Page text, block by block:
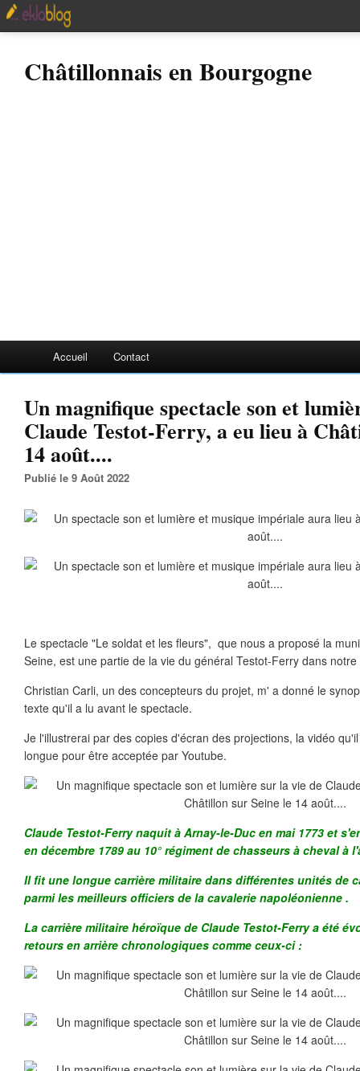
Châtillonnais en Bourgogne
Accueil Contact
Un magnifique spectacle son et
Claude Testot-Ferry, a eu lieu à
14 août....
Publié le 9 Août 2022
Le spectacle "Le soldat et les fleurs", que nous a proposé la
Seine, est une partie de la vie du général Testot-Ferry dans notre
Christian Carli, un des concepteurs du projet, m' a donné le
texte qu'il a lu avant le spectacle.
Je l'illustrerai par des copies d'écran des projections, la vidéo
longue pour être acceptée par Youtube.
Claude Testot-Ferry naquit à Arnay-le-Duc en mai 1773 et
en décembre 1789 au 10° régiment de chasseurs à cheval à
Il fit une longue carrière militaire dans différentes unités de
parmi les meilleurs officiers de la cavalerie napoléonienne .
La carrière militaire héroïque de Claude Testot-Ferry a été
retours en arrière chronologiques comme ceux-ci :